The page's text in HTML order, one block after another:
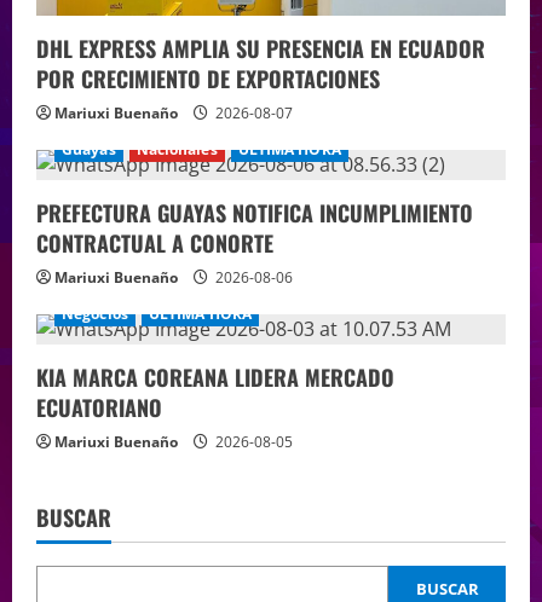
DHL EXPRESS AMPLIA SU PRESENCIA EN ECUADOR
POR CRECIMIENTO DE EXPORTACIONES
Mariuxi Buenaño
2026-08-07
Guayas
Nacionales ÚLTIMA HORA
PREFECTURA GUAYAS NOTIFICA INCUMPLIMIENTO
CONTRACTUAL A CONORTE
Mariuxi Buenaño
2026-08-06
Negocios
ÚLTIMA HORA
KIA MARCA COREANA LIDERA MERCADO
ECUATORIANO
Mariuxi Buenaño 2026-08-05
BUSCAR
BUSCAR